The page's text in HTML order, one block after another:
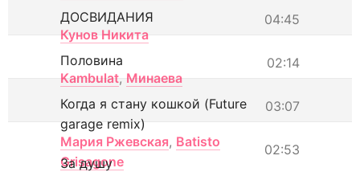
04:45
ДОСВИДАНИЯ
Кунов Никита
02:14
Половина
Kambulat, Минаева
03:07
Когда я стану кошкой (Future
garage remix)
Мария Ржевская, Batisto
Grisagone
02:53
За душу